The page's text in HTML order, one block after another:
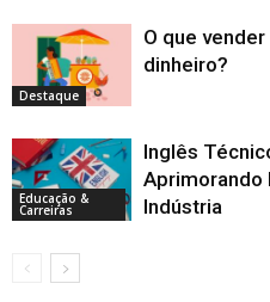
Destaque
O que
dinheiro?
Educação &
Carreiras
Inglês
Aprimorando
Indústria